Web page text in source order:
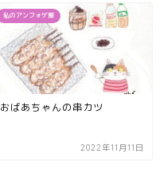
私のアンフォゲ飯
おばあちゃんの串カツ
2022年11月11日